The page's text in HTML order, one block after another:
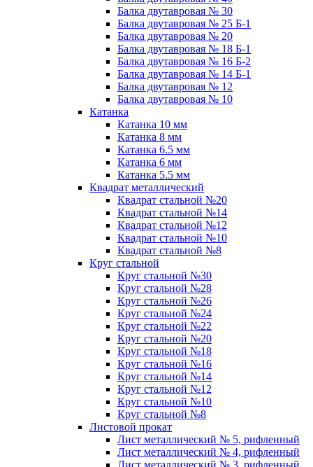
Балка двутавровая № 30
Балка двутавровая № 25 Б-1
Балка двутавровая № 20
Балка двутавровая № 18 Б-1
Балка двутавровая № 16 Б-2
Балка двутавровая № 14 Б-1
Балка двутавровая № 12
Балка двутавровая № 10
Катанка
Катанка 10 мм
Катанка 8 мм
Катанка 6.5 мм
Катанка 6 мм
Катанка 5.5 мм
Квадрат металлический
Квадрат стальной №20
Квадрат стальной №14
Квадрат стальной №12
Квадрат стальной №10
Квадрат стальной №8
Круг стальной
Круг стальной №30
Круг стальной №28
Круг стальной №26
Круг стальной №24
Круг стальной №22
Круг стальной №20
Круг стальной №18
Круг стальной №16
Круг стальной №14
Круг стальной №12
Круг стальной №10
Круг стальной №8
Листовой прокат
Лист металлический № 5, рифленный
Лист металлический № 4, рифленный
Лист металлический № 3, рифленный